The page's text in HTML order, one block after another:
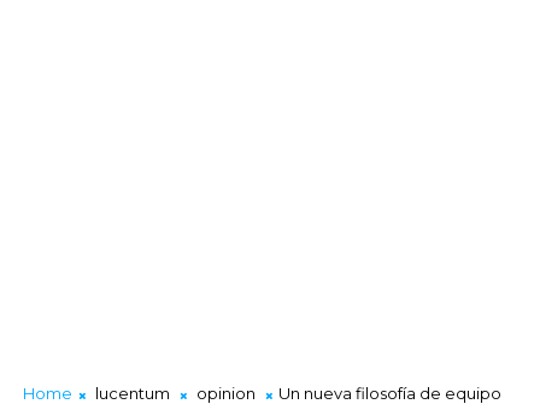
Home lucentum opinion Un nueva filosofía de equipo